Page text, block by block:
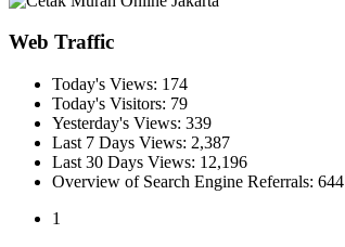
Web Traffic
Today's Views: 174
Today's Visitors: 79
Yesterday's Views: 339
Last 7 Days Views: 2,387
Last 30 Days Views: 12,196
Overview of Search Engine Referrals: 644
1